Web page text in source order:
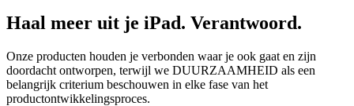
Haal meer uit je iPad. Verantwoord.
Onze producten houden je verbonden waar je ook gaat en zijn
doordacht ontworpen, terwijl we DUURZAAMHEID als een
belangrijk criterium beschouwen in elke fase van het
productontwikkelingsproces.